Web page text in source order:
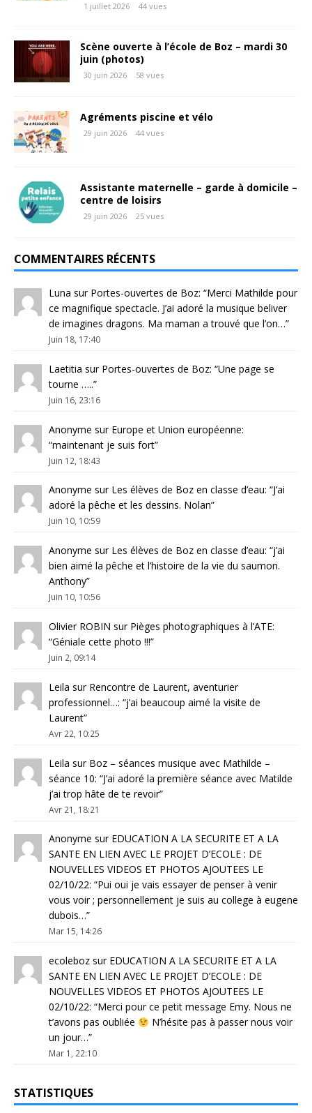
1 juillet 2026 44 vues
Scène ouverte à l’école de Boz – mardi 30
juin (photos)
30 juin 2026 58 vues
Agréments piscine et vélo
29 juin 2026 44 vues
Assistante maternelle – garde à domicile –
centre de loisirs
29 juin 2026 25 vues
COMMENTAIRES RÉCENTS
Luna sur Portes-ouvertes de Boz: “Merci Mathilde pour
ce magnifique spectacle. J’ai adoré la musique beliver
de imagines dragons. Ma maman a trouvé que l’on…”
Juin 18, 17:40
Laetitia sur Portes-ouvertes de Boz: “Une page se
tourne …..”
Juin 16, 23:16
Anonyme sur Europe et Union européenne:
“maintenant je suis fort”
Juin 12, 18:43
Anonyme sur Les élèves de Boz en classe d’eau: “J’ai
adoré la pêche et les dessins. Nolan”
Juin 10, 10:59
Anonyme sur Les élèves de Boz en classe d’eau: “j’ai
bien aimé la pêche et l’histoire de la vie du saumon.
Anthony”
Juin 10, 10:56
Olivier ROBIN sur Pièges photographiques à l’ATE:
“Géniale cette photo !!!”
Juin 2, 09:14
Leila sur Rencontre de Laurent, aventurier
professionnel…: “j’ai beaucoup aimé la visite de
Laurent”
Avr 22, 10:25
Leila sur Boz – séances musique avec Mathilde –
séance 10: “J’ai adoré la première séance avec Matilde
j’ai trop hâte de te revoir”
Avr 21, 18:21
Anonyme sur EDUCATION A LA SECURITE ET A LA
SANTE EN LIEN AVEC LE PROJET D’ECOLE : DE
NOUVELLES VIDEOS ET PHOTOS AJOUTEES LE
02/10/22: “Pui oui je vais essayer de penser à venir
vous voir ; personnellement je suis au college à eugene
dubois…”
Mar 15, 14:26
ecoleboz sur EDUCATION A LA SECURITE ET A LA
SANTE EN LIEN AVEC LE PROJET D’ECOLE : DE
NOUVELLES VIDEOS ET PHOTOS AJOUTEES LE
02/10/22: “Merci pour ce petit message Emy. Nous ne
t’avons pas oubliée
N’hésite pas à passer nous voir
un jour…”
Mar 1, 22:10
STATISTIQUES